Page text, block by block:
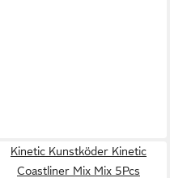
Kinetic Kunstköder Kinetic
Coastliner Mix Mix 5Pcs